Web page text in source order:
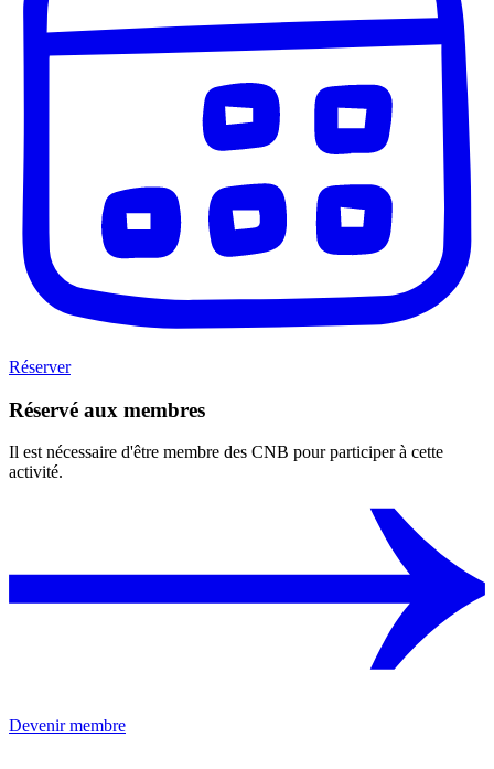
Réserver
Réservé aux membres
Il est nécessaire d'être membre des CNB pour participer à cette
activité.
Devenir membre